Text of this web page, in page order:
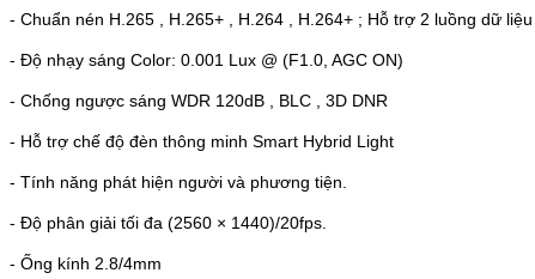
- Chuẩn nén H.265 , H.265+ , H.264 , H.264+ ; Hỗ trợ 2 luồng dữ liệu
- Độ nhạy sáng Color: 0.001 Lux @ (F1.0, AGC ON)
- Chống ngược sáng WDR 120dB , BLC , 3D DNR
- Hỗ trợ chế độ đèn thông minh Smart Hybrid Light
- Tính năng phát hiện người và phương tiện.
- Độ phân giải tối đa (2560 × 1440)/20fps.
- Ống kính 2.8/4mm